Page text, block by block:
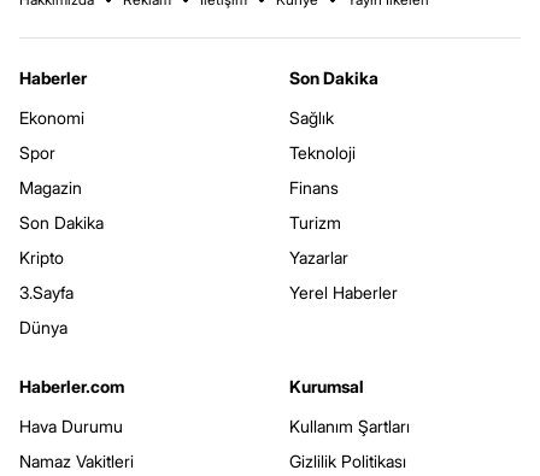
Haberler
Ekonomi
Spor
Magazin
Son Dakika
Kripto
3.Sayfa
Dünya
Son Dakika
Sağlık
Teknoloji
Finans
Turizm
Yazarlar
Yerel Haberler
Haberler.com
Hava Durumu
Namaz Vakitleri
Kurumsal
Kullanım Şartları
Gizlilik Politikası